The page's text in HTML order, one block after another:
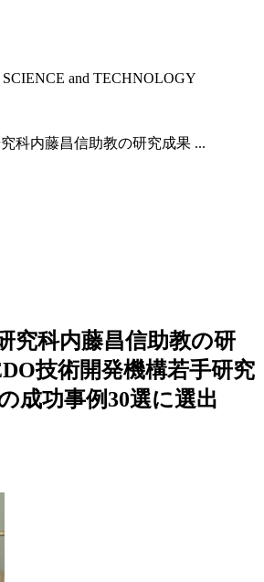
and TECHNOLOGY
科内藤昌信助教の研究成果 ...
究科内藤昌信助教の研
技術開発機構若手研究
成功事例30選に選出